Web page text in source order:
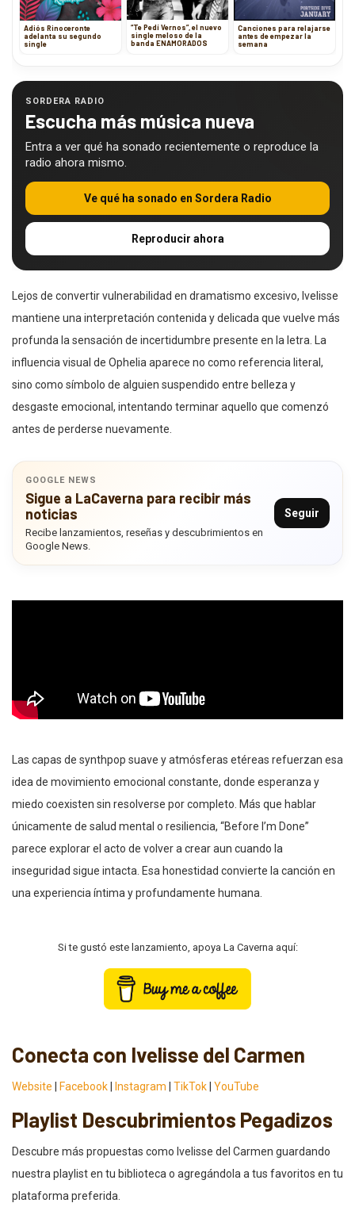
Adiós Rinoceronte
adelanta su segundo
single
“Te Pedí Vernos”, el nuevo
single meloso de la
banda ENAMORADOS
Canciones para relajarse
antes de empezar la
semana
SORDERA RADIO
Escucha más música nueva
Entra a ver qué ha sonado recientemente o reproduce la
radio ahora mismo.
Ve qué ha sonado en Sordera Radio
Reproducir ahora
Lejos de convertir vulnerabilidad en dramatismo excesivo, Ivelisse
mantiene una interpretación contenida y delicada que vuelve más
profunda la sensación de incertidumbre presente en la letra. La
influencia visual de Ophelia aparece no como referencia literal,
sino como símbolo de alguien suspendido entre belleza y
desgaste emocional, intentando terminar aquello que comenzó
antes de perderse nuevamente.
GOOGLE NEWS
Sigue a LaCaverna para recibir más
noticias
Recibe lanzamientos, reseñas y descubrimientos en
Google News.
Seguir
Las capas de synthpop suave y atmósferas etéreas refuerzan esa
idea de movimiento emocional constante, donde esperanza y
miedo coexisten sin resolverse por completo. Más que hablar
únicamente de salud mental o resiliencia, “Before I’m Done”
parece explorar el acto de volver a crear aun cuando la
inseguridad sigue intacta. Esa honestidad convierte la canción en
una experiencia íntima y profundamente humana.
Si te gustó este lanzamiento, apoya La Caverna aquí:
Conecta con Ivelisse del Carmen
Website Facebook Instagram TikTok YouTube
Playlist Descubrimientos Pegadizos
Descubre más propuestas como Ivelisse del Carmen guardando
nuestra playlist en tu biblioteca o agregándola a tus favoritos en tu
plataforma preferida.